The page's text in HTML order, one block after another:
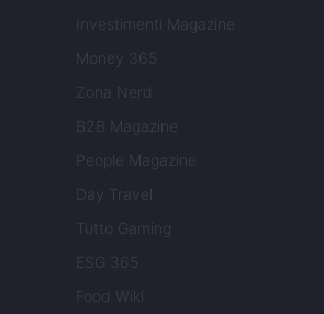
Investimenti Magazine
Money 365
Zona Nerd
B2B Magazine
People Magazine
Day Travel
Tutto Gaming
ESG 365
Food Wiki